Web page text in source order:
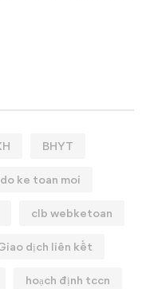
BHYT
ke toan moi
clb webketoan
dịch liên kết
hoạch định tccn